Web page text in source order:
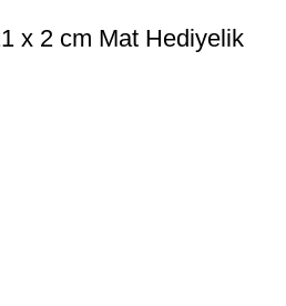
x 2 cm Mat Hediyelik